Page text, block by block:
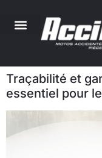
Traçabilité et
essentiel pour